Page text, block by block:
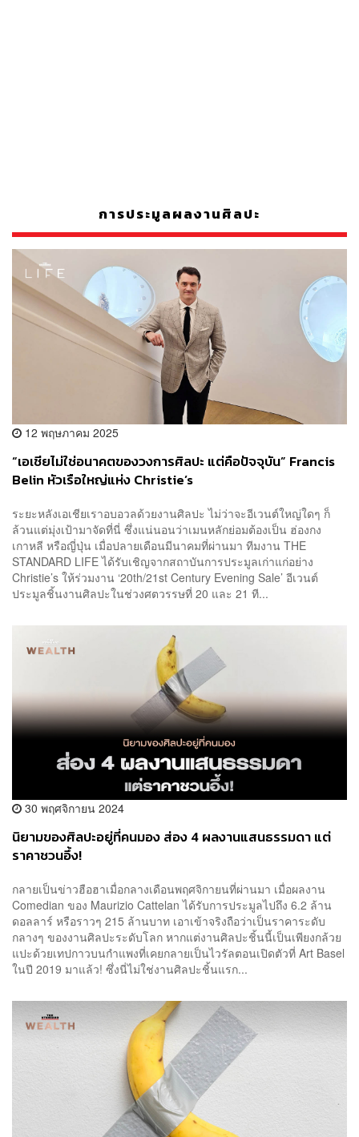
การประมูลผลงานศิลปะ
12 พฤษภาคม 2025
“เอเชียไม่ใช่อนาคตของวงการศิลปะ แต่คือปัจจุบัน” Francis
Belin หัวเรือใหญ่แห่ง Christie’s
ระยะหลังเอเชียเราอบอวลด้วยงานศิลปะ ไม่ว่าจะอีเวนต์ใหญ่ใดๆ ก็
ล้วนแต่มุ่งเป้ามาจัดที่นี่ ซึ่งแน่นอนว่าเมนหลักย่อมต้องเป็น ฮ่องกง
เกาหลี หรือญี่ปุ่น เมื่อปลายเดือนมีนาคมที่ผ่านมา ทีมงาน THE
STANDARD LIFE ได้รับเชิญจากสถาบันการประมูลเก่าแก่อย่าง
Christie’s ให้ร่วมงาน ‘20th/21st Century Evening Sale’ อีเวนต์
ประมูลชิ้นงานศิลปะในช่วงศตวรรษที่ 20 และ 21 ที...
30 พฤศจิกายน 2024
นิยามของศิลปะอยู่ที่คนมอง ส่อง 4 ผลงานแสนธรรมดา แต่
ราคาชวนอึ้ง!
กลายเป็นข่าวฮือฮาเมื่อกลางเดือนพฤศจิกายนที่ผ่านมา เมื่อผลงาน
Comedian ของ Maurizio Cattelan ได้รับการประมูลไปถึง 6.2 ล้าน
ดอลลาร์ หรือราวๆ 215 ล้านบาท เอาเข้าจริงถือว่าเป็นราคาระดับ
กลางๆ ของงานศิลปะระดับโลก หากแต่งานศิลปะชิ้นนี้เป็นเพียงกล้วย
แปะด้วยเทปกาวบนกำแพงที่เคยกลายเป็นไวรัลตอนเปิดตัวที่ Art Basel
ในปี 2019 มาแล้ว! ซึ่งนี่ไม่ใช่งานศิลปะชิ้นแรก...